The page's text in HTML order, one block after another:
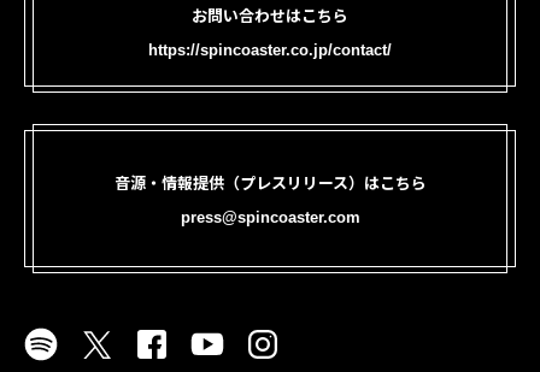
お問い合わせはこちら
https://spincoaster.co.jp/contact/
音源・情報提供（プレスリリース）はこちら
press@spincoaster.com